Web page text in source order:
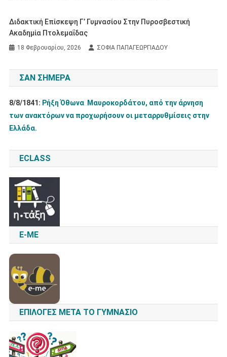
Διδακτική Επίσκεψη Γ’ Γυμνασίου Στην Πυροσβεστική
Ακαδημία Πτολεμαΐδας
18 Φεβρουαρίου, 2026 ΣΟΦΙΑ ΠΑΠΑΓΕΩΡΓΙΑΔΟΥ
ΣΑΝ ΣΉΜΕΡΑ
8/8/1841: Ρήξη Όθωνα  Μαυροκορδάτου, από την άρνηση
των ανακτόρων να προχωρήσουν οι μεταρρυθμίσεις στην
Ελλάδα.
ECLASS
E-ME
ΕΠΙΛΟΓΈΣ ΜΕΤΆ ΤΟ ΓΥΜΝΆΣΙΟ